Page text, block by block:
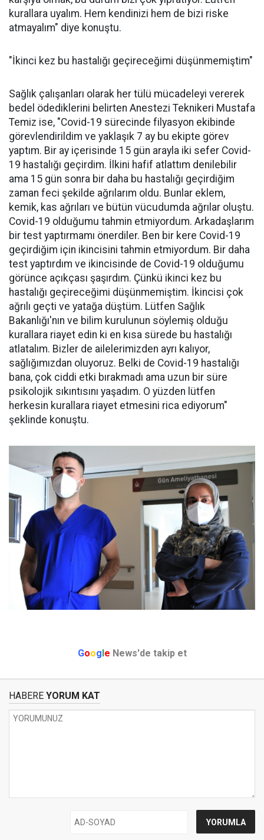
kurallara uyalım. Hem kendinizi hem de bizi riske
atmayalım" diye konuştu.
"İkinci kez bu hastalığı geçireceğimi düşünmemiştim"
Sağlık çalışanları olarak her tülü mücadeleyi vererek
bedel ödediklerini belirten Anestezi Teknikeri Mustafa
Temiz ise, "Covid-19 sürecinde filyasyon ekibinde
görevlendirildim ve yaklaşık 7 ay bu ekipte görev
yaptım. Bir ay içerisinde 15 gün arayla iki sefer Covid-
19 hastalığı geçirdim. İlkini hafif atlattım denilebilir
ama 15 gün sonra bir daha bu hastalığı geçirdiğim
zaman feci şekilde ağrılarım oldu. Bunlar eklem,
kemik, kas ağrıları ve bütün vücudumda ağrılar oluştu.
Covid-19 olduğumu tahmin etmiyordum. Arkadaşlarım
bir test yaptırmamı önerdiler. Ben bir kere Covid-19
geçirdiğim için ikincisini tahmin etmiyordum. Bir daha
test yaptırdım ve ikincisinde de Covid-19 olduğumu
görünce açıkçası şaşırdım. Çünkü ikinci kez bu
hastalığı geçireceğimi düşünmemiştim. İkincisi çok
ağrılı geçti ve yatağa düştüm. Lütfen Sağlık
Bakanlığı'nın ve bilim kurulunun söylemiş olduğu
kurallara riayet edin ki en kısa sürede bu hastalığı
atlatalım. Bizler de ailelerimizden ayrı kalıyor,
sağlığımızdan oluyoruz. Belki de Covid-19 hastalığı
bana, çok ciddi etki bırakmadı ama uzun bir süre
psikolojik sıkıntısını yaşadım. O yüzden lütfen
herkesin kurallara riayet etmesini rica ediyorum"
şeklinde konuştu.
Goog e News'de takip et
HABERE YORUM KAT